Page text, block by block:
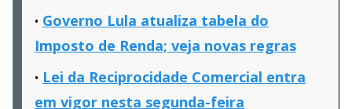
Governo Lula atualiza tabela do
Imposto de Renda; veja novas regras
Lei da Reciprocidade Comercial entra
em vigor nesta segunda-feira